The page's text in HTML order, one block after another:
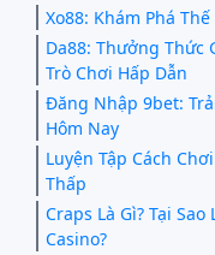
Xo88: Khám Phá
Da88: Thưởng Thức
Trò Chơi Hấp Dẫn
Đăng Nhập 9bet:
Hôm Nay
Luyện Tập Cách
Thấp
Craps Là Gì? Tại
Casino?